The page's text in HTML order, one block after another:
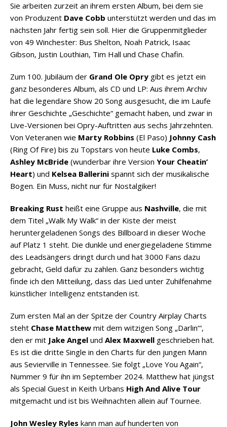
Sie arbeiten zurzeit an ihrem ersten Album, bei dem sie
von Produzent Dave Cobb unterstützt werden und das im
nächsten Jahr fertig sein soll. Hier die Gruppenmitglieder
von 49 Winchester: Bus Shelton, Noah Patrick, Isaac
Gibson, Justin Louthian, Tim Hall und Chase Chafin.
Zum 100. Jubiläum der Grand Ole Opry gibt es jetzt ein
ganz besonderes Album, als CD und LP: Aus ihrem Archiv
hat die legendäre Show 20 Song ausgesucht, die im Laufe
ihrer Geschichte „Geschichte“ gemacht haben, und zwar in
Live-Versionen bei Opry-Auftritten aus sechs Jahrzehnten.
Von Veteranen wie Marty Robbins (El Paso) Johnny Cash
(Ring Of Fire) bis zu Topstars von heute Luke Combs,
Ashley McBride (wunderbar ihre Version Your Cheatin’
Heart) und Kelsea Ballerini spannt sich der musikalische
Bogen. Ein Muss, nicht nur für Nostalgiker!
Breaking Rust heißt eine Gruppe aus Nashville, die mit
dem Titel „Walk My Walk“ in der Kiste der meist
heruntergeladenen Songs des Billboard in dieser Woche
auf Platz 1 steht. Die dunkle und energiegeladene Stimme
des Leadsängers dringt durch und hat 3000 Fans dazu
gebracht, Geld dafür zu zahlen. Ganz besonders wichtig
finde ich den Mitteilung, dass das Lied unter Zuhilfenahme
künstlicher Intelligenz entstanden ist.
Zum ersten Mal an der Spitze der Country Airplay Charts
steht Chase Matthew mit dem witzigen Song „Darlin‘“,
den er mit Jake Angel und Alex Maxwell geschrieben hat.
Es ist die dritte Single in den Charts für den jungen Mann
aus Sevierville in Tennessee. Sie folgt „Love You Again“,
Nummer 9 für ihn im September 2024. Matthew hat jüngst
als Special Guest in Keith Urbans High And Alive Tour
mitgemacht und ist bis Weihnachten allein auf Tournee.
John Wesley Ryles kann man auf hunderten von